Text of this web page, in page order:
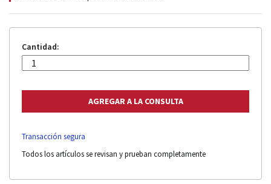
Cantidad:
Transacción segura
Todos los artículos se revisan y prueban completamente